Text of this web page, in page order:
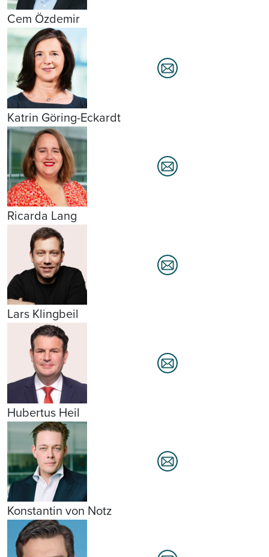
Cem Özdemir
Katrin Göring-Eckardt
Ricarda Lang
Lars Klingbeil
Hubertus Heil
Konstantin von Notz